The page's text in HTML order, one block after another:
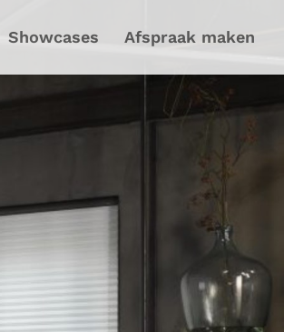
Showcases Afspraak maken